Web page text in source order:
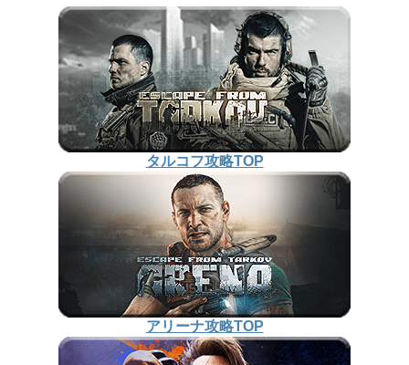
タルコフ攻略TOP
アリーナ攻略TOP